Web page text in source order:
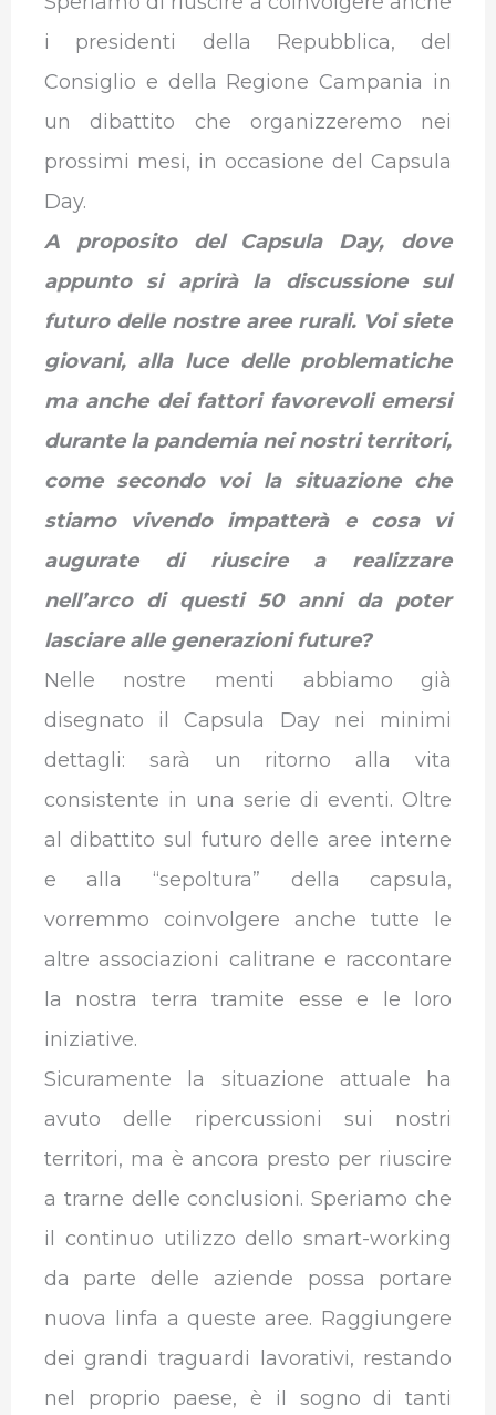
i presidenti della Repubblica, del
Consiglio e della Regione Campania in
un dibattito che organizzeremo nei
prossimi mesi, in occasione del Capsula
Day.
A proposito del Capsula Day, dove
appunto si aprirà la discussione sul
futuro delle nostre aree rurali. Voi siete
giovani, alla luce delle problematiche
ma anche dei fattori favorevoli emersi
durante la pandemia nei nostri territori,
come secondo voi la situazione che
stiamo vivendo impatterà e cosa vi
augurate di riuscire a realizzare
nell’arco di questi 50 anni da poter
lasciare alle generazioni future?
Nelle nostre menti abbiamo già
disegnato il Capsula Day nei minimi
dettagli: sarà un ritorno alla vita
consistente in una serie di eventi. Oltre
al dibattito sul futuro delle aree interne
e alla “sepoltura” della capsula,
vorremmo coinvolgere anche tutte le
altre associazioni calitrane e raccontare
la nostra terra tramite esse e le loro
iniziative.
Sicuramente la situazione attuale ha
avuto delle ripercussioni sui nostri
territori, ma è ancora presto per riuscire
a trarne delle conclusioni. Speriamo che
il continuo utilizzo dello smart-working
da parte delle aziende possa portare
nuova linfa a queste aree. Raggiungere
dei grandi traguardi lavorativi, restando
nel proprio paese, è il sogno di tanti